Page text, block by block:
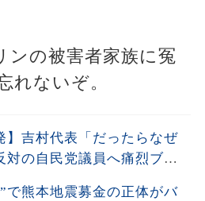
ンの被害者家族に冤
れないぞ。
】吉村代表「だったらなぜ
対の自民党議員へ痛烈ブチ
で熊本地震募金の正体がバ